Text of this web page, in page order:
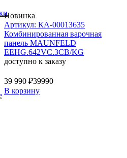
Новинка
Артикул: КА-00013635
Комбинированная варочная
панель MAUNFELD
EEHG.642VC.3CB/KG
доступно к заказу
39 990 ₽39990
В корзину